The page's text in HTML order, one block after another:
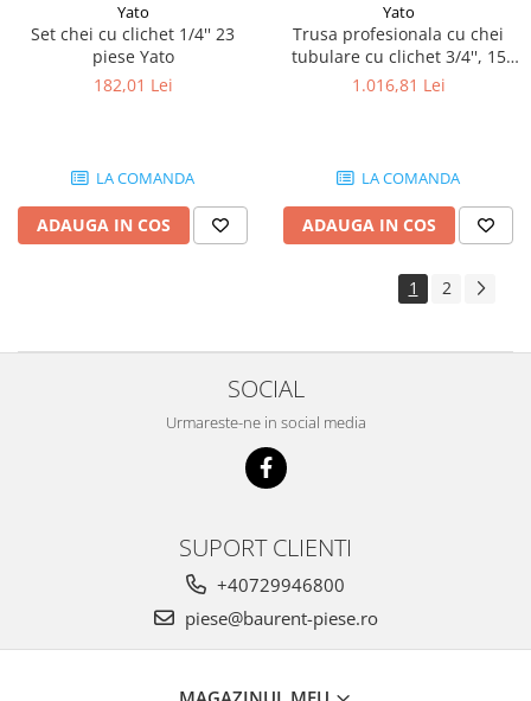
Piese Alpin Dumper
Piese Green Power
Piese Isuzu
Piese Ostler
Piese Rapid
Yato
Set chei cu clichet 1/4'' 23
piese Yato
182,01 Lei
LA COMANDA
ADAUGA IN COS
Yato
Trusa profesionala cu chei
tubulare cu clichet 3/4'', 15
buc Yato
1.016,81 Lei
LA COMANDA
ADAUGA IN COS
1 2
SOCIAL
Urmareste-ne in social media
SUPORT CLIENTI
+40729946800
piese@baurent-piese.ro